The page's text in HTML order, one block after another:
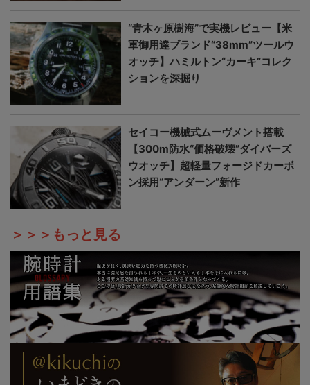
“青木ヶ原樹海”で実機レビュー【米
軍御用達ブランド“38mm”ツールウ
オッチ】ハミルトン“カーキ”コレク
ションを深掘り
セイコー機械式ムーヴメント搭載
【300m防水“価格破壊”ダイバーズ
ウオッチ】超軽量フォージドカーボ
ン採用“アンダーン”新作
＞＞＞もっと見る